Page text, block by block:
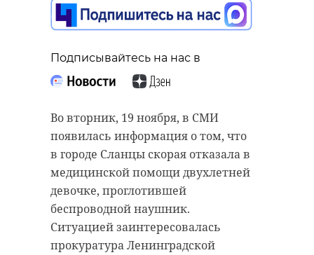
Подписывайтесь на нас в
Во вторник, 19 ноября, в СМИ
появилась информация о том, что
в городе Сланцы скорая отказала в
медицинской помощи двухлетней
девочке, проглотившей
беспроводной наушник.
Ситуацией заинтересовалась
прокуратура Ленинградской